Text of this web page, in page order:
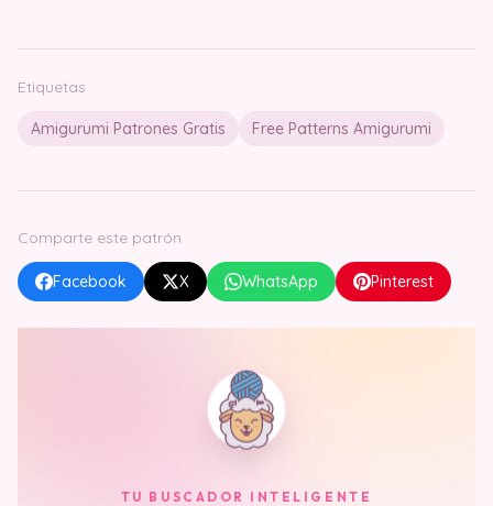
Etiquetas
Amigurumi Patrones Gratis Free Patterns Amigurumi
Comparte este patrón
Facebook X WhatsApp Pinterest
TU BUSCADOR INTELIGENTE